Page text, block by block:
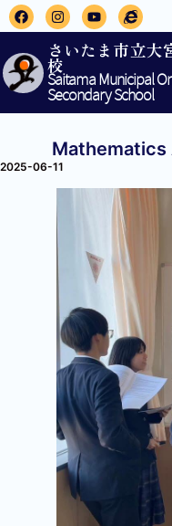
さいたま市立大
校
Saitama Municipal
Secondary School
2025-06-11